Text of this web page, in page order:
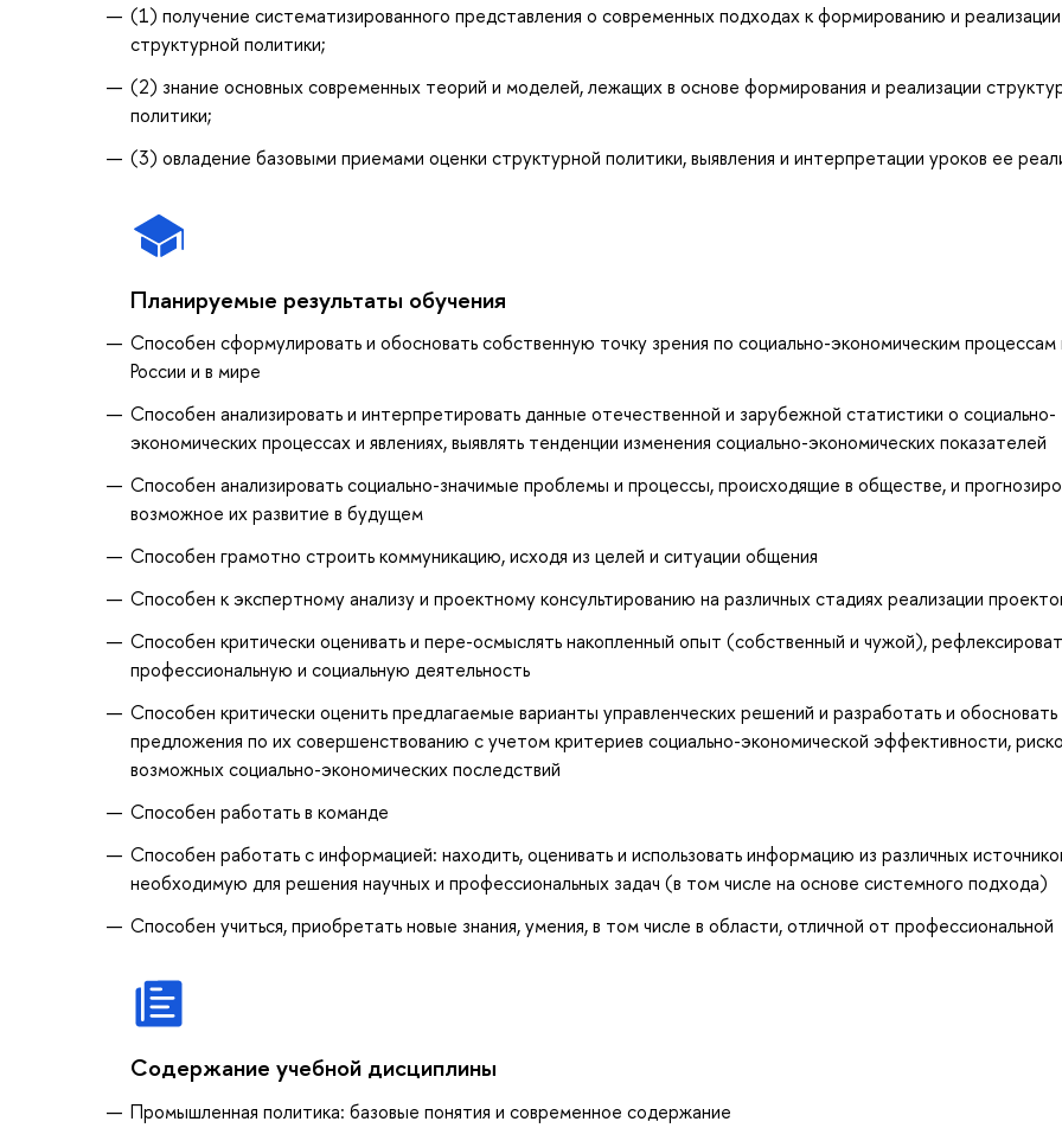
(1) получение систематизированного представления о современных подходах к формированию и реализации
структурной политики;
(2) знание основных современных теорий и моделей, лежащих в основе формирования и реализации
политики;
(3) овладение базовыми приемами оценки структурной политики, выявления и интерпретации уроков ее
Планируемые результаты обучения
Способен сформулировать и обосновать собственную точку зрения по социально-экономическим процессам
России и в мире
Способен анализировать и интерпретировать данные отечественной и зарубежной статистики о социально-
экономических процессах и явлениях, выявлять тенденции изменения социально-экономических показателей
Способен анализировать социально-значимые проблемы и процессы, происходящие в обществе, и
возможное их развитие в будущем
Способен грамотно строить коммуникацию, исходя из целей и ситуации общения
Способен к экспертному анализу и проектному консультированию на различных стадиях реализации
Способен критически оценивать и пере-осмыслять накопленный опыт (собственный и чужой),
профессиональную и социальную деятельность
Способен критически оценить предлагаемые варианты управленческих решений и разработать и обосновать
предложения по их совершенствованию с учетом критериев социально-экономической эффективности,
возможных социально-экономических последствий
Способен работать в команде
Способен работать с информацией: находить, оценивать и использовать информацию из различных
необходимую для решения научных и профессиональных задач (в том числе на основе системного подхода)
Способен учиться, приобретать новые знания, умения, в том числе в области, отличной от профессиональной
Содержание учебной дисциплины
Промышленная политика: базовые понятия и современное содержание